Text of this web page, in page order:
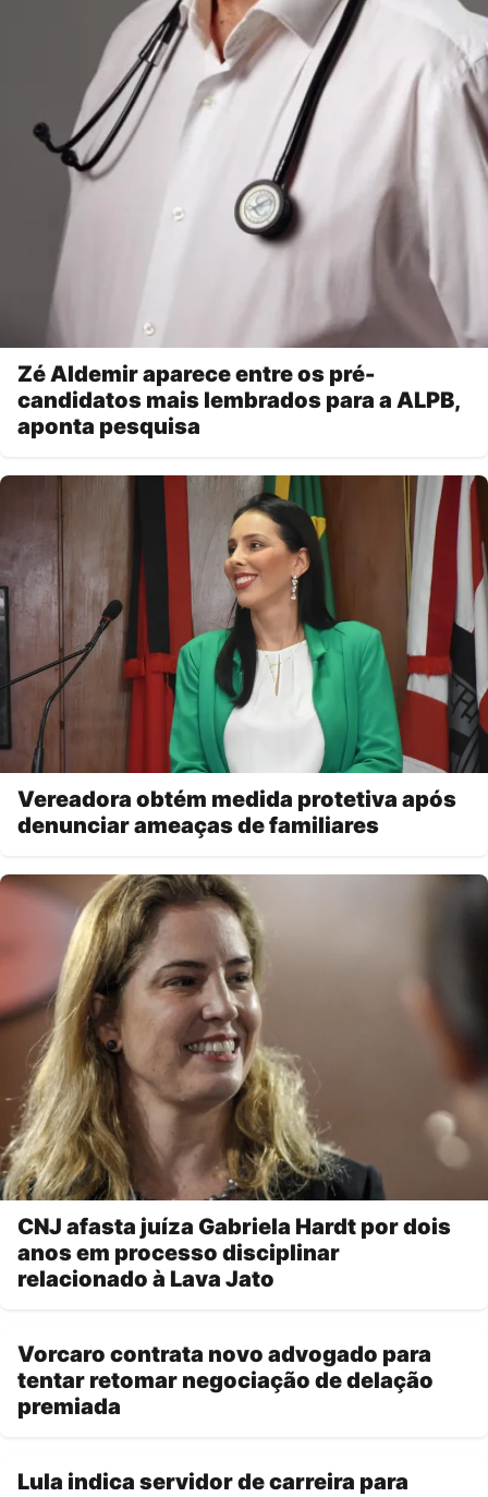
Zé Aldemir aparece entre os pré-
candidatos mais lembrados para a ALPB,
aponta pesquisa
Vereadora obtém medida protetiva após
denunciar ameaças de familiares
CNJ afasta juíza Gabriela Hardt por dois
anos em processo disciplinar
relacionado à Lava Jato
Vorcaro contrata novo advogado para
tentar retomar negociação de delação
premiada
Lula indica servidor de carreira para